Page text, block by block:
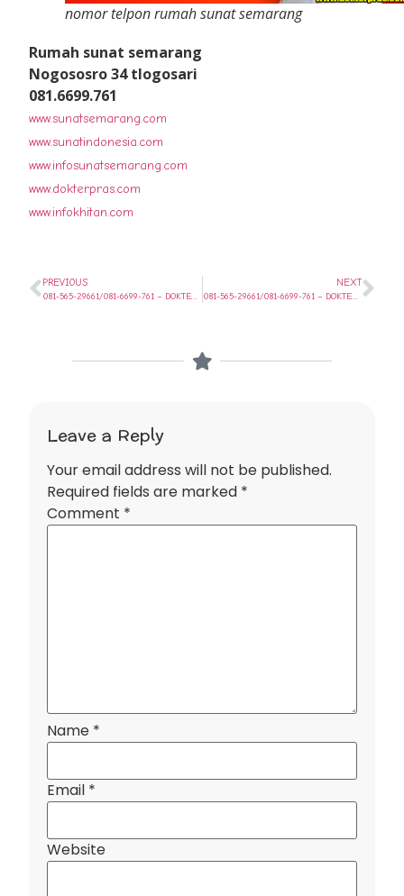
nomor telpon rumah sunat semarang
Rumah sunat semarang
Nogososro 34 tlogosari
081.6699.761
www.sunatsemarang.com
www.sunatindonesia.com
www.infosunatsemarang.com
www.dokterpras.com
www.infokhitan.com
PREVIOUS
081-565-29661/081-6699-761 – DOKTER SUNAT SPEKTAKULER DI BANYUMANIK SEMARANG
NEXT
081-565-29661/081-6699-761 – DOKTER SUNAT SPEKTAKULER DI GAJAHMUNGKUR SEMARANG
Leave a Reply
Your email address will not be published.
Required fields are marked *
Comment *
Name *
Email *
Website